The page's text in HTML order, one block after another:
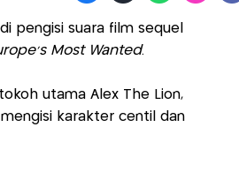
pengisi suara film sequel
Most Wanted.
utama Alex The Lion,
mengisi karakter centil dan